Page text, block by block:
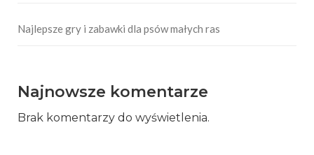
Najlepsze gry i zabawki dla psów małych ras
Najnowsze komentarze
Brak komentarzy do wyświetlenia.